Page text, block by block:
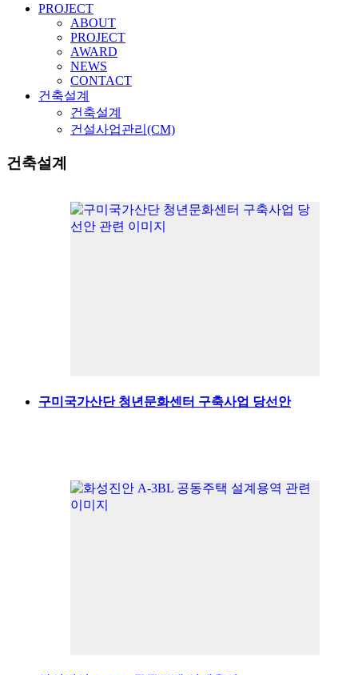
PROJECT
ABOUT
PROJECT
AWARD
NEWS
CONTACT
건축설계
건축설계
건설사업관리(CM)
건축설계
구미국가산단 청년문화센터 구축사업 당선안